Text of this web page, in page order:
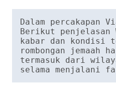
Secara umum, jemaah dari
dari Kabupaten Sumenep
menyelesaikan rangkaian
Berdasarkan pimpinan
setempat, jemaah
rangkaian Mina(mabit dan